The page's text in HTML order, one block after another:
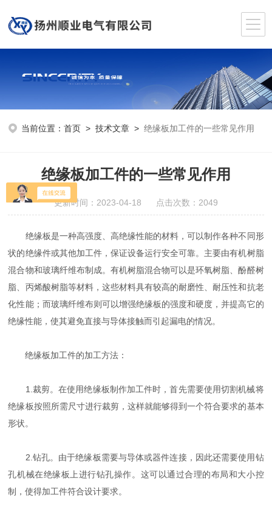
当前位置：首页 >技术文章 >绝缘板加工件的一些常见作用
绝缘板加工件的一些常见作用
更新时间：2023-04-18 点击次数：2049
绝缘板是一种高强度、高绝缘性能的材料，可以制作各种不同形
状的绝缘件或其他加工件，保证设备运行安全可靠。主要由有机树脂
混合物和玻璃纤维布制成。有机树脂混合物可以是环氧树脂、酚醛树
脂、丙烯酸树脂等材料，这些材料具有较高的耐磨性、耐压性和抗老
化性能；而玻璃纤维布则可以增强绝缘板的强度和硬度，并提高它的
绝缘性能，使其避免直接与导体接触而引起漏电的情况。
绝缘板加工件的加工方法：
1.裁剪。在使用绝缘板制作加工件时，首先需要使用切割机械将
绝缘板按照所需尺寸进行裁剪，这样就能够得到一个符合要求的基本
形状。
2.钻孔。由于绝缘板需要与导体或器件连接，因此还需要使用钻
孔机械在绝缘板上进行钻孔操作。这可以通过合理的布局和大小控
制，使得加工件符合设计要求。